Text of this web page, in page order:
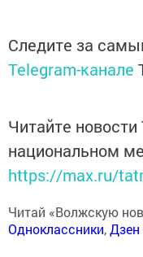
Следите за
Telegram-канале
Читайте новости
национальном
https://max.ru/
Читай «Волжскую
Одноклассники,Дзен